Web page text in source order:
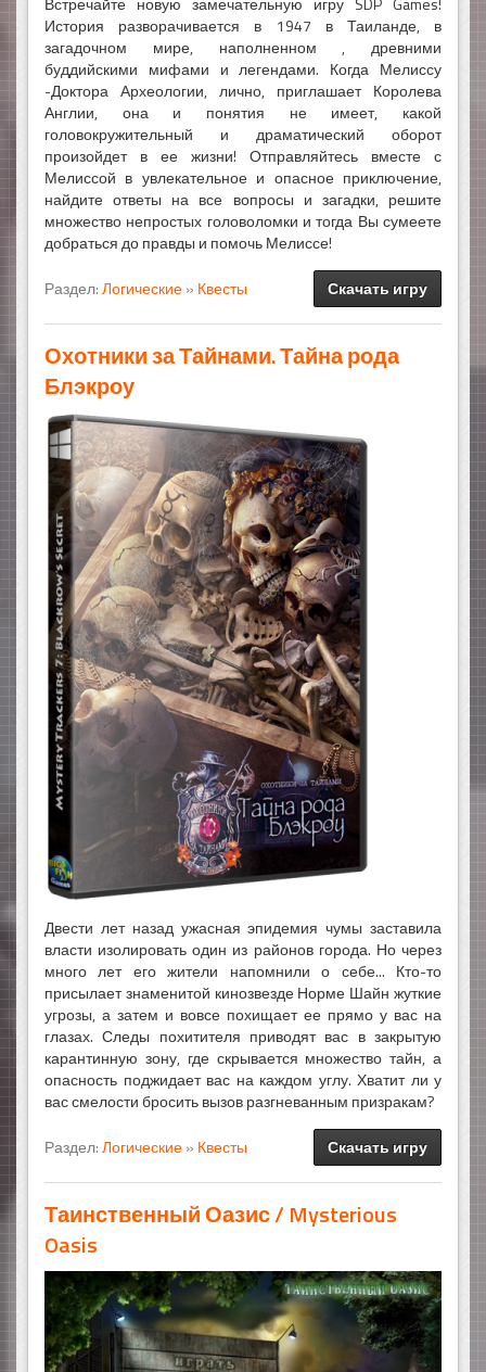
История разворачивается в 1947 в Таиланде, в
загадочном мире, наполненном , древними
буддийскими мифами и легендами. Когда Мелиссу
-Доктора Археологии, лично, приглашает Королева
Англии, она и понятия не имеет, какой
головокружительный и драматический оборот
произойдет в ее жизни! Отправляйтесь вместе с
Мелиссой в увлекательное и опасное приключение,
найдите ответы на все вопросы и загадки, решите
множество непростых головоломки и тогда Вы сумеете
добраться до правды и помочь Мелиссе!
Раздел:Логические» Квесты Скачать игру
Охотники за Тайнами. Тайна рода
Блэкроу
Двести лет назад ужасная эпидемия чумы заставила
власти изолировать один из районов города. Но через
много лет его жители напомнили о себе... Кто-то
присылает знаменитой кинозвезде Норме Шайн жуткие
угрозы, а затем и вовсе похищает ее прямо у вас на
глазах. Следы похитителя приводят вас в закрытую
карантинную зону, где скрывается множество тайн, а
опасность поджидает вас на каждом углу. Хватит ли у
вас смелости бросить вызов разгневанным призракам?
Раздел:Логические» Квесты Скачать игру
Таинственный Оазис / Mysterious
Oasis